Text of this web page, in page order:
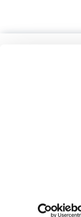
Budget,
Pensioen en
Woning en